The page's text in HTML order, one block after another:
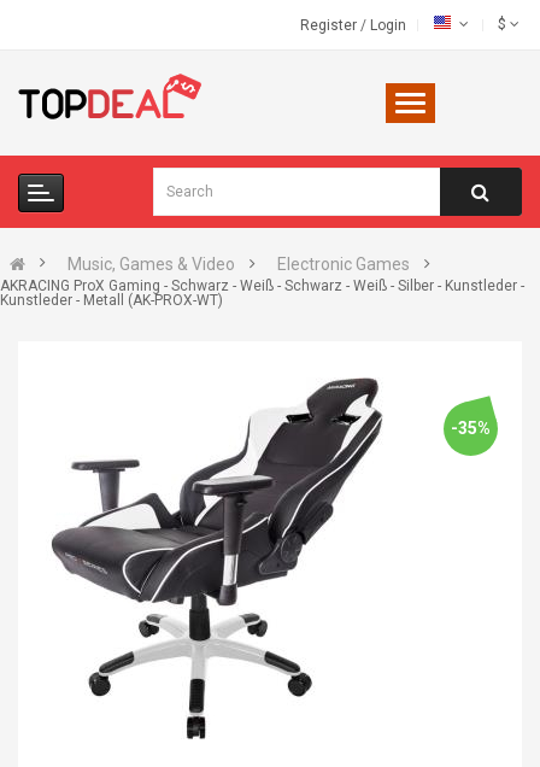
Register / Login $
Music, Games & Video Electronic Games
AKRACING ProX Gaming - Schwarz - Weiß - Schwarz - Weiß - Silber - Kunstleder -
Kunstleder - Metall (AK-PROX-WT)
-35%